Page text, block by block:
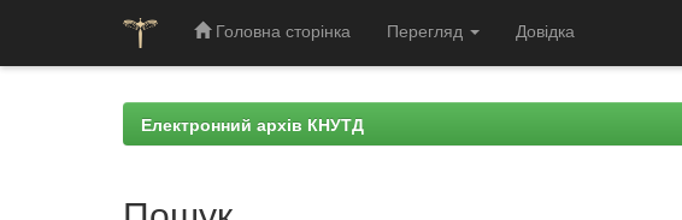
Головна сторінка Перегляд Довідка
Електронний архів КНУТД